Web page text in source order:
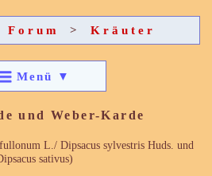
Forum > Kräuter
Menü ▼
und Weber-Karde
L./ Dipsacus sylvestris Huds. und
sativus)